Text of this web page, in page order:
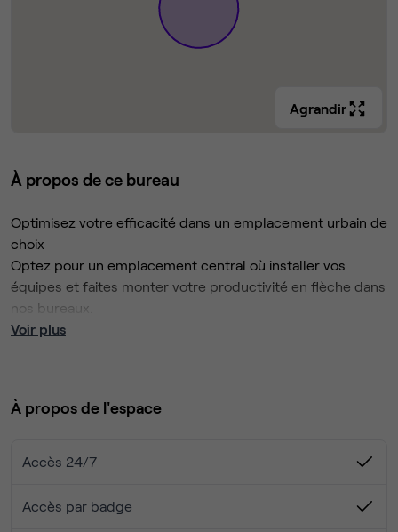
Agrandir
À propos de ce bureau
Optimisez votre efficacité dans un emplacement urbain de
choix
Optez pour un emplacement central où installer vos
équipes et faites monter votre productivité en flèche dans
nos bureaux.
Vous profiterez de la vue sur le Drac et travaillerez dans
d'un immeuble à l'incroyable architecture française
moderne.
divertir vos clients : un concert dans une salle toute
Voir plus
À propos de l'espace
Accès 24/7
Accès par badge